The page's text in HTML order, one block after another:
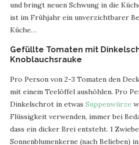
und bringt neuen Schwung in die
ist im Frühjahr ein unverzichtbarer
Küche…
Gefüllte Tomaten mit
Knoblauchsrauke
Pro Person von 2-3 Tomaten den
mit einem Teelöffel aushöhlen. Pro
Dinkelschrot in etwas Suppenwürze
Flüssigkeit verwenden, immer bei
dass ein dicker Brei entsteht. 1
Sonnenblumenkerne (nach Belieben)